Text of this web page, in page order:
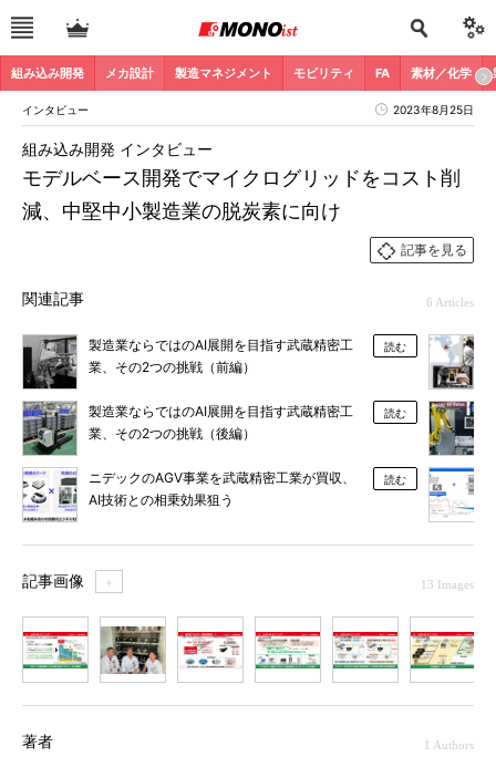
組み込み開発 メカ設計 製造マネジメント モビリティ FA 素材／化学
インタビュー 2023年8月25日
モデルベース開発でマイクログリッドをコスト削
減、中堅中小製造業の脱炭素に向け
組み込み開発 インタビュー
記事を見る
関連記事 6 Articles
製造業ならではのAI展開を目指す武蔵精密工
業、その2つの挑戦（前編）
読む
製造業ならではのAI展開を目指す武蔵精密工
業、その2つの挑戦（後編）
読む
ニデックのAGV事業を武蔵精密工業が買収、
AI技術との相乗効果狙う
読む
記事画像 ＋ 13 Images
著者 1 Authors